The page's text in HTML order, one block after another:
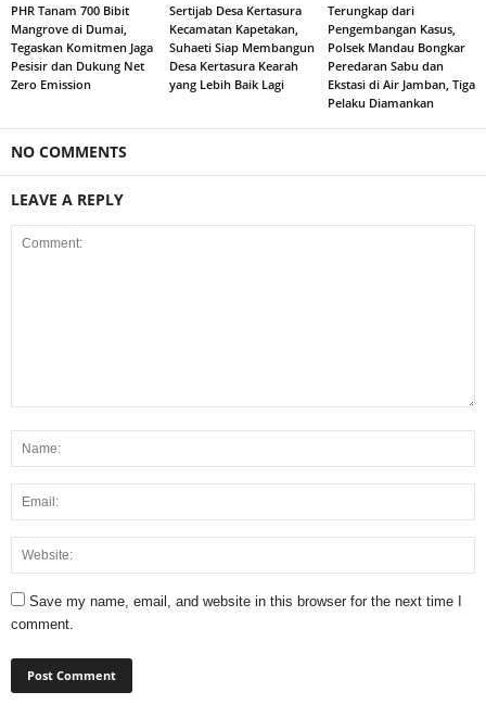
PHR Tanam 700 Bibit
Mangrove di Dumai,
Tegaskan Komitmen Jaga
Pesisir dan Dukung Net
Zero Emission
Sertijab Desa Kertasura
Kecamatan Kapetakan,
Suhaeti Siap Membangun
Desa Kertasura Kearah
yang Lebih Baik Lagi
Terungkap dari
Pengembangan Kasus,
Polsek Mandau Bongkar
Peredaran Sabu dan
Ekstasi di Air Jamban, Tiga
Pelaku Diamankan
NO COMMENTS
LEAVE A REPLY
Save my name, email, and website in this browser for the next time I
comment.